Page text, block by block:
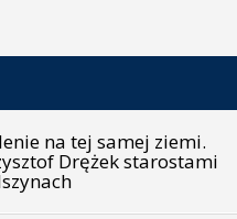
na tej samej ziemi.
Drężek starostami